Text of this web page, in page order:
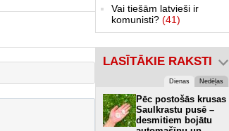
Vai tiešām latvieši ir
komunisti? (41)
LASĪTĀKIE RAKSTI
Dienas Nedēļas
Pēc postošās krusas
Saulkrastu pusē –
desmitiem bojātu